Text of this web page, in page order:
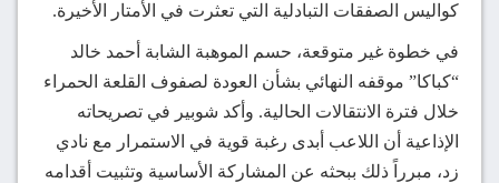
كواليس الصفقات التبادلية التي تعثرت في الأمتار الأخيرة.
في خطوة غير متوقعة، حسم الموهبة الشابة أحمد خالد
“كباكا” موقفه النهائي بشأن العودة لصفوف القلعة الحمراء
خلال فترة الانتقالات الحالية. وأكد شوبير في تصريحاته
الإذاعية أن اللاعب أبدى رغبة قوية في الاستمرار مع نادي
زد، مبرراً ذلك ببحثه عن المشاركة الأساسية وتثبيت أقدامه